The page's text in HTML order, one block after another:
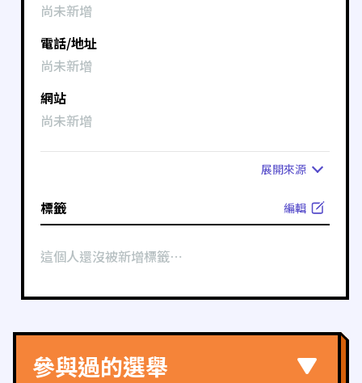
尚未新增
電話/地址
尚未新增
網站
尚未新增
展開來源
標籤 編輯
這個人還沒被新增標籤⋯
參與過的選舉